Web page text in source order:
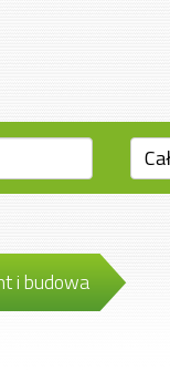
i budowa